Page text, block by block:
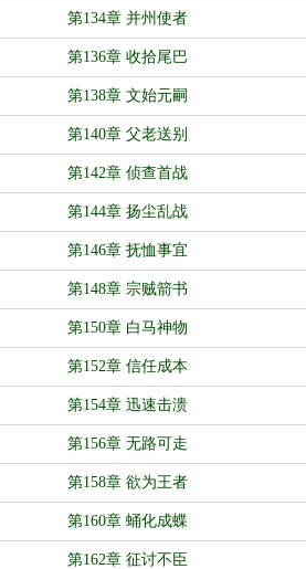
第134章 并州使者
第136章 收拾尾巴
第138章 文始元嗣
第140章 父老送别
第142章 侦查首战
第144章 扬尘乱战
第146章 抚恤事宜
第148章 宗贼箭书
第150章 白马神物
第152章 信任成本
第154章 迅速击溃
第156章 无路可走
第158章 欲为王者
第160章 蛹化成蝶
第162章 征讨不臣